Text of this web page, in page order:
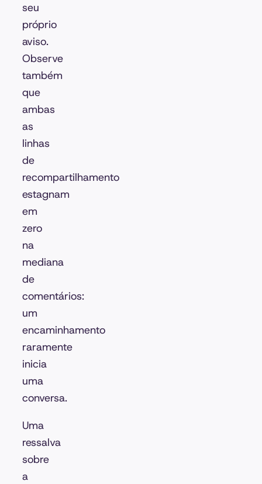
seu
próprio
aviso.
Observe
também
que
ambas
as
linhas
de
recompartilhamento
estagnam
em
zero
na
mediana
de
comentários:
um
encaminhamento
raramente
inicia
uma
conversa.
Uma
ressalva
sobre
a